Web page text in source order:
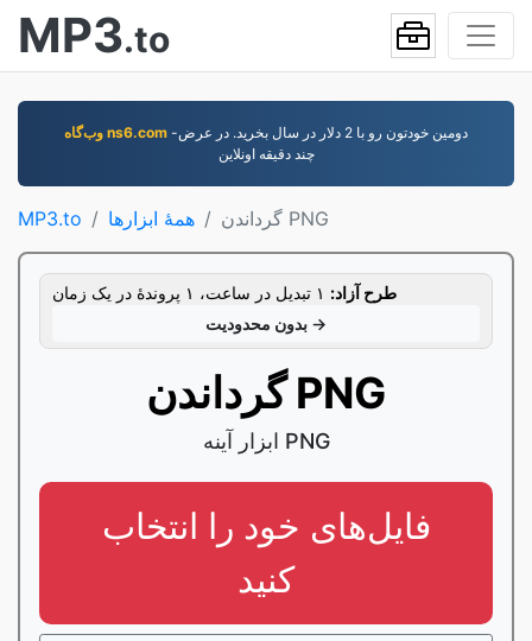
MP3.to
وب‌گاه ns6.com -دومين خودتون رو با 2 دلار در سال بخريد. در عرض
چند دقيقه اونلاين
MP3.to همۀ ابزارها گرداندن PNG
طرح آزاد:
بدون محدودیت →
گرداندن PNG
ابزار آینه PNG
فایل‌های خود را انتخاب
کنید